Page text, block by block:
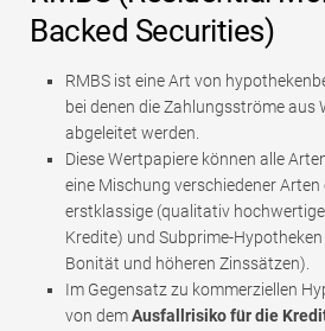
Backed Securities)
RMBS ist eine Art von
bei denen die Zahlungsströme aus
abgeleitet werden.
Diese Wertpapiere können alle
eine Mischung verschiedener Arten
erstklassige (qualitativ
Kredite) und Subprime-
Bonität und höheren Zinssätzen).
Im Gegensatz zu kommerziellen
von demAusfallrisiko für die